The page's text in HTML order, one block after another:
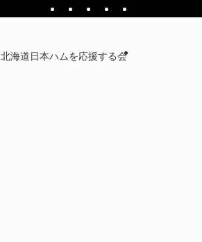
北海道日本ハムを応援する会